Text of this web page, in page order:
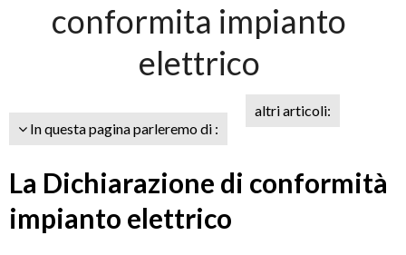
conformita impianto
elettrico
In questa pagina parleremo di :
altri articoli:
La Dichiarazione di conformità
impianto elettrico